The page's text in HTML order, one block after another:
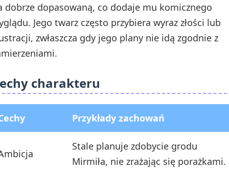
dobrze dopasowaną, co dodaje mu komicznego
Jego twarz często przybiera wyraz złości lub
zwłaszcza gdy jego plany nie idą zgodnie z
charakteru
Przykłady zachowań
Stale planuje zdobycie grodu
Mirmiła, nie zrażając się porażkami.